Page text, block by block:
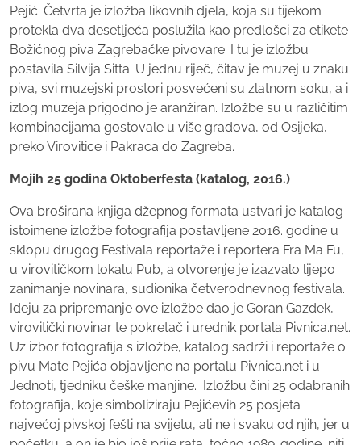
Pejić. Četvrta je izložba likovnih djela, koja su tijekom
protekla dva desetljeća poslužila kao predlošci za etikete
Božićnog piva Zagrebačke pivovare. I tu je izložbu
postavila Silvija Sitta. U jednu riječ, čitav je muzej u znaku
piva, svi muzejski prostori posvećeni su zlatnom soku, a i
izlog muzeja prigodno je aranžiran. Izložbe su u različitim
kombinacijama gostovale u više gradova, od Osijeka,
preko Virovitice i Pakraca do Zagreba.
Mojih 25 godina Oktoberfesta (katalog, 2016.)
Ova broširana knjiga džepnog formata ustvari je katalog
istoimene izložbe fotografija postavljene 2016. godine u
sklopu drugog Festivala reportaže i reportera Fra Ma Fu,
u virovitičkom lokalu Pub, a otvorenje je izazvalo lijepo
zanimanje novinara, sudionika četverodnevnog festivala.
Ideju za pripremanje ove izložbe dao je Goran Gazdek,
virovitički novinar te pokretač i urednik portala Pivnica.net.
Uz izbor fotografija s izložbe, katalog sadrži i reportaže o
pivu Mate Pejića objavljene na portalu Pivnica.net i u
Jednoti, tjedniku češke manjine. Izložbu čini 25 odabranih
fotografija, koje simboliziraju Pejićevih 25 posjeta
najvećoj pivskoj fešti na svijetu, ali ne i svaku od njih, jer u